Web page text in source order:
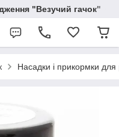
"Везучий гачок"
Насадки і прикормки для